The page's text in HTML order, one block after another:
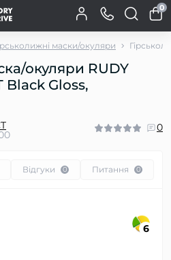
0
маски/окуляри
окуляри RUDY
Black Gloss,
0
Відгуки 0 Питання 0
6